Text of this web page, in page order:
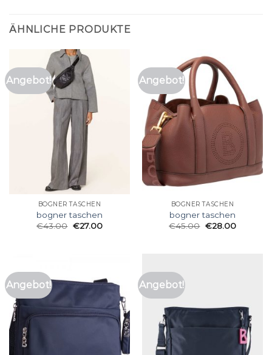
ÄHNLICHE PRODUKTE
Angebot!
BOGNER TASCHEN
bogner taschen
€43.00 €27.00
Angebot!
BOGNER TASCHEN
bogner taschen
€45.00 €28.00
Angebot! Angebot!